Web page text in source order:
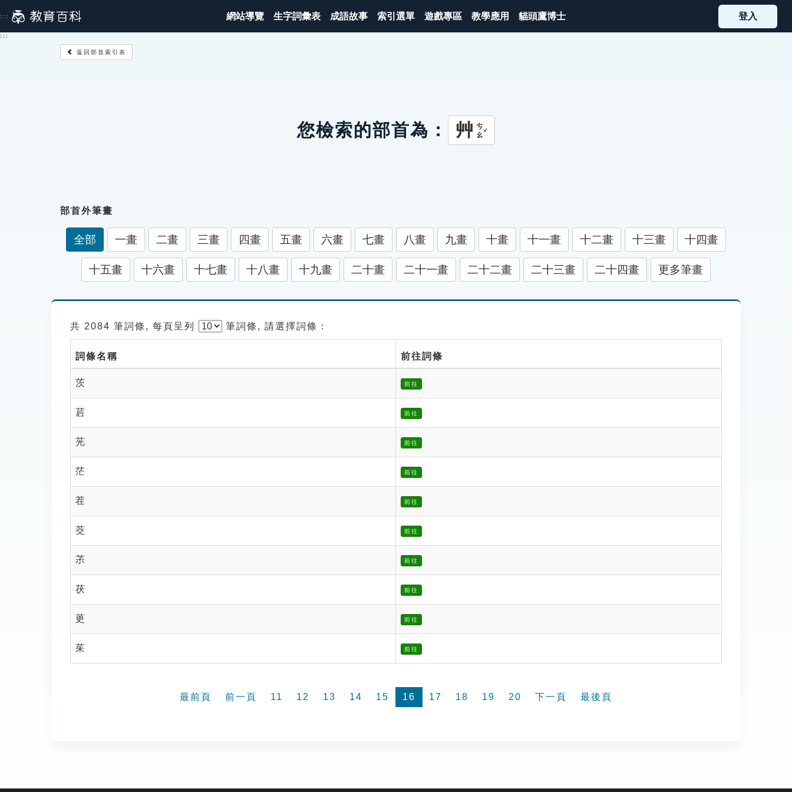
到
主
::: 網站導覽 生字詞彙表 成語故事 索引選單 遊戲專區 教學應用 貓頭鷹博士 登入
:::
返回部首索引表
您檢索的部首為： 艸 ㄘㄠˇ
部首外筆畫
全部 一畫 二畫 三畫 四畫 五畫 六畫 七畫 八畫 九畫 十畫 十一畫 十二畫 十三畫 十四畫
十五畫 十六畫 十七畫 十八畫 十九畫 二十畫 二十一畫 二十二畫 二十三畫 二十四畫 更多筆畫
共 2084 筆詞條, 每頁呈列 筆詞條, 請選擇詞條：
詞條名稱 前往詞條
茨 前往
茩 前往
茪 前往
茫 前往
茬 前往
茭 前往
茮 前往
茯 前往
茰 前往
茱 前往
最前頁 前一頁 11 12 13 14 15 16 17 18 19 20 下一頁 最後頁